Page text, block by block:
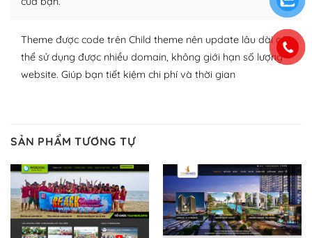
– Dễ sử dụng
Và bạn có toàn quyền tự do khi quyết định nơi lưu trữ
trang web WordPress của bạn.
Dễ dàng lựa chọn Hosting cho website WordPress
– Bảo mật cực tốt
Theme được code trên Child theme nên update lâu dài có
thể sử dụng được nhiều domain, không giới hạn số lượng
website. Giúp bạn tiết kiệm chi phí và thời gian
SẢN PHẨM TƯƠNG TỰ